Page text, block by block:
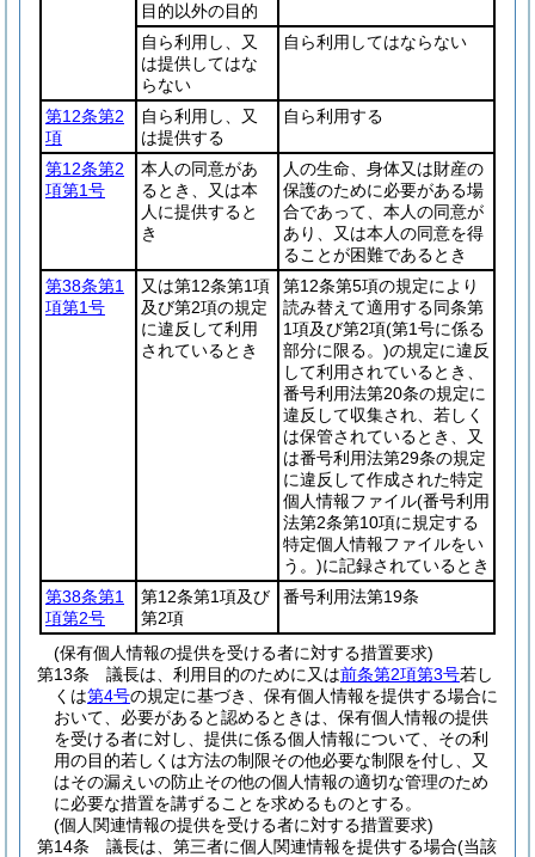
目的以外の目的
自ら利用し、又
は提供してはな
らない
自ら利用してはならない
第12条第2
項
自ら利用し、又
は提供する
自ら利用する
第12条第2
項第1号
本人の同意があ
るとき、又は本
人に提供すると
き
人の生命、身体又は財産の
保護のために必要がある場
合であって、本人の同意が
あり、又は本人の同意を得
ることが困難であるとき
第38条第1
項第1号
又は第12条第1項
及び第2項の規定
に違反して利用
されているとき
第12条第5項の規定により
読み替えて適用する同条第
1項及び第2項(第1号に係る
部分に限る。)の規定に違反
して利用されているとき、
番号利用法第20条の規定に
違反して収集され、若しく
は保管されているとき、又
は番号利用法第29条の規定
に違反して作成された特定
個人情報ファイル(番号利用
法第2条第10項に規定する
特定個人情報ファイルをい
う。)に記録されているとき
第38条第1
項第2号
第12条第1項及び
第2項
番号利用法第19条
(保有個人情報の提供を受ける者に対する措置要求)
第13条
議長は、利用目的のために又は前条第2項第3号若し
くは第4号の規定に基づき、保有個人情報を提供する場合に
おいて、必要があると認めるときは、保有個人情報の提供
を受ける者に対し、提供に係る個人情報について、その利
用の目的若しくは方法の制限その他必要な制限を付し、又
はその漏えいの防止その他の個人情報の適切な管理のため
に必要な措置を講ずることを求めるものとする。
(個人関連情報の提供を受ける者に対する措置要求)
第14条
議長は、第三者に個人関連情報を提供する場合(当該